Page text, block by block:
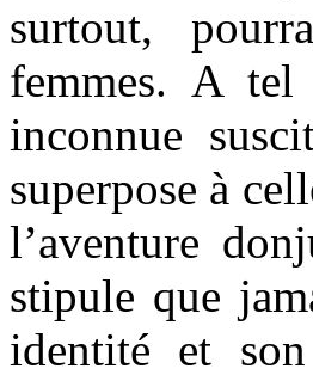
surtout,
femmes. A
inconnue
superpose à
l’aventure
stipule que
identité et